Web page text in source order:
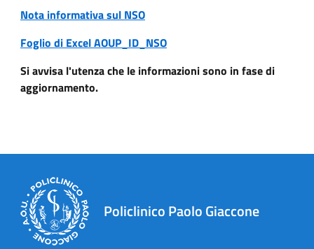
Nota informativa sul NSO
Foglio di Excel AOUP_ID_NSO
Si avvisa l'utenza che le informazioni sono in fase di
aggiornamento.
Policlinico Paolo Giaccone